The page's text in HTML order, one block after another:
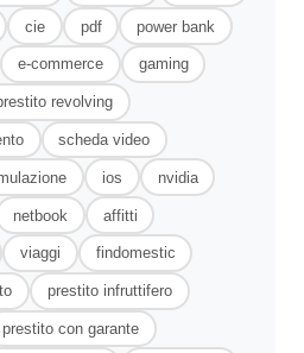
cie pdf power bank
e-commerce gaming
revolving
scheda video
ios nvidia
netbook affitti
viaggi findomestic
prestito infruttifero
prestito con garante